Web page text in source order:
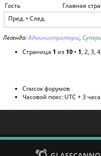
Гость
Главная
Пред. • След.
Легенда:Администраторы,
Страница 1 из 10 • 1, 2, 3, 4,
Список форумов
Часовой пояс: UTC + 3 часа